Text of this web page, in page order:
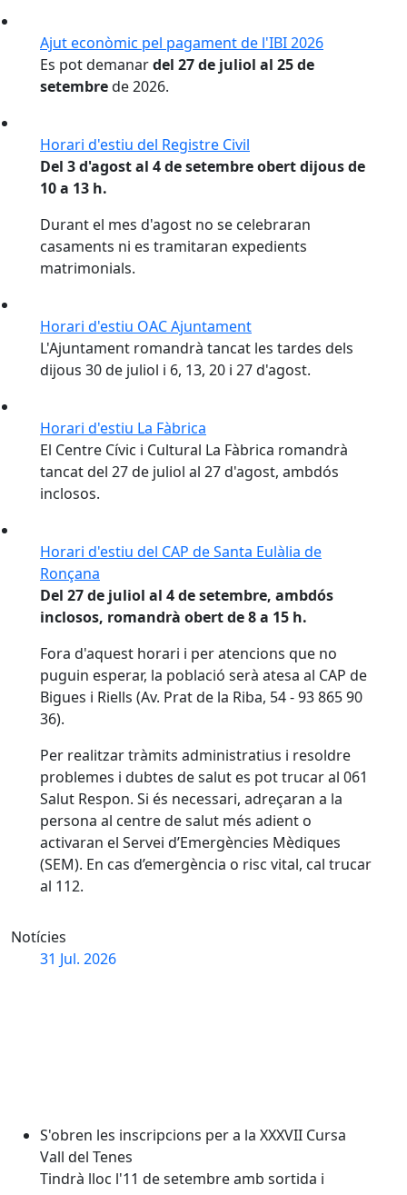
Ajut econòmic pel pagament de l'IBI 2026
Es pot demanardel 27 de juliol al 25 de
setembrede 2026.
Horari d'estiu del Registre Civil
Del 3 d'agost al 4 de setembre obert dijous de
10 a 13 h.
Durant el mes d'agost no se celebraran
casaments ni es tramitaran expedients
matrimonials.
Horari d'estiu OAC Ajuntament
L'Ajuntament romandrà tancat les tardes dels
dijous 30 de juliol i 6, 13, 20 i 27 d'agost.
Horari d'estiu La Fàbrica
El Centre Cívic i Cultural La Fàbrica romandrà
tancat del 27 de juliol al 27 d'agost, ambdós
inclosos.
Horari d'estiu del CAP de Santa Eulàlia de
Ronçana
Del 27 de juliol al 4 de setembre, ambdós
inclosos, romandrà obert de 8 a 15 h.
Fora d'aquest horari i per atencions que no
puguin esperar, la població serà atesa al CAP de
Bigues i Riells (Av. Prat de la Riba, 54 - 93 865 90
36).
Per realitzar tràmits administratius i resoldre
problemes i dubtes de salut es pot trucar al 061
Salut Respon. Si és necessari, adreçaran a la
persona al centre de salut més adient o
activaran el Servei d’Emergències Mèdiques
(SEM). En cas d’emergència o risc vital, cal trucar
al 112.
Notícies
S'obren les inscripcions per a la XXXVII Cursa Vall del
31 Jul. 2026
S'obren les inscripcions per a la XXXVII Cursa
Vall del Tenes
Tindrà lloc l'11 de setembre amb sortida i